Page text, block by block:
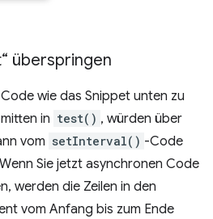
überspringen
wie das Snippet unten zu
in test() , würden über
vom setInterval() -Code
Sie jetzt asynchronen Code
werden die Zeilen in den
vom Anfang bis zum Ende